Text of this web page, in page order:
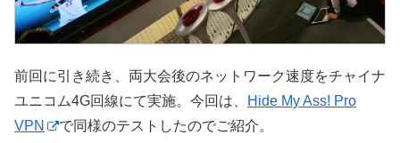
前回に引き続き、両大会後のネットワーク速度をチャイナ
ユニコム4G回線にて実施。今回は、
Hide My Ass! Pro
VPN
で同様のテストしたのでご紹介。